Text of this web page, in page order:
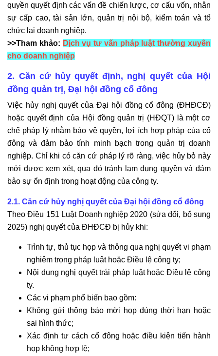
quyền quyết định các vấn đề chiến lược, cơ cấu vốn, nhân
sự cấp cao, tài sản lớn, quản trị nội bộ, kiểm toán và tổ
chức lại doanh nghiệp.
>>Tham khảo: Dịch vụ tư vấn pháp luật thường xuyên
cho doanh nghiệp
2. Căn cứ hủy quyết định, nghị quyết của Hội
đồng quản trị, Đại hội đồng cổ đông
Việc hủy nghị quyết của Đại hội đồng cổ đông (ĐHĐCĐ)
hoặc quyết định của Hội đồng quản trị (HĐQT) là một cơ
chế pháp lý nhằm bảo vệ quyền, lợi ích hợp pháp của cổ
đông và đảm bảo tính minh bạch trong quản trị doanh
nghiệp. Chỉ khi có căn cứ pháp lý rõ ràng, việc hủy bỏ này
mới được xem xét, qua đó tránh lạm dụng quyền và đảm
bảo sự ổn định trong hoạt động của công ty.
2.1. Căn cứ hủy nghị quyết của Đại hội đồng cổ đông
Theo Điều 151 Luật Doanh nghiệp 2020 (sửa đổi, bổ sung
2025) nghị quyết của ĐHĐCĐ bị hủy khi:
Trình tự, thủ tục họp và thông qua nghị quyết vi phạm
nghiêm trọng pháp luật hoặc Điều lệ công ty;
Nội dung nghị quyết trái pháp luật hoặc Điều lệ công
ty.
Các vi phạm phổ biến bao gồm:
Không gửi thông báo mời họp đúng thời hạn hoặc
sai hình thức;
Xác định tư cách cổ đông hoặc điều kiện tiến hành
họp không hợp lệ;